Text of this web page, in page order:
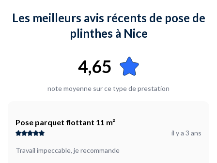
Les meilleurs avis récents de pose de
plinthes à Nice
4,65
note moyenne sur ce type de prestation
Pose parquet flottant 11 m²
il y a 3 ans
Travail impeccable, je recommande